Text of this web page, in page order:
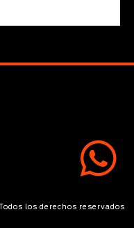
los derechos reservados